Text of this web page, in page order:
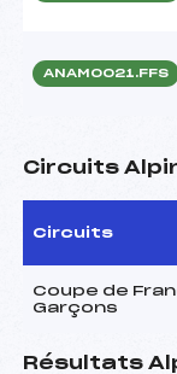
ANAM0021.FFS
Circuits
Circuits
Coupe de
Garçons
Résultats